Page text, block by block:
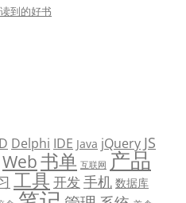
到的好书
Delphi IDE Java jQuery JS
Web书单 互联网 产品
工具 开发手机 数据库